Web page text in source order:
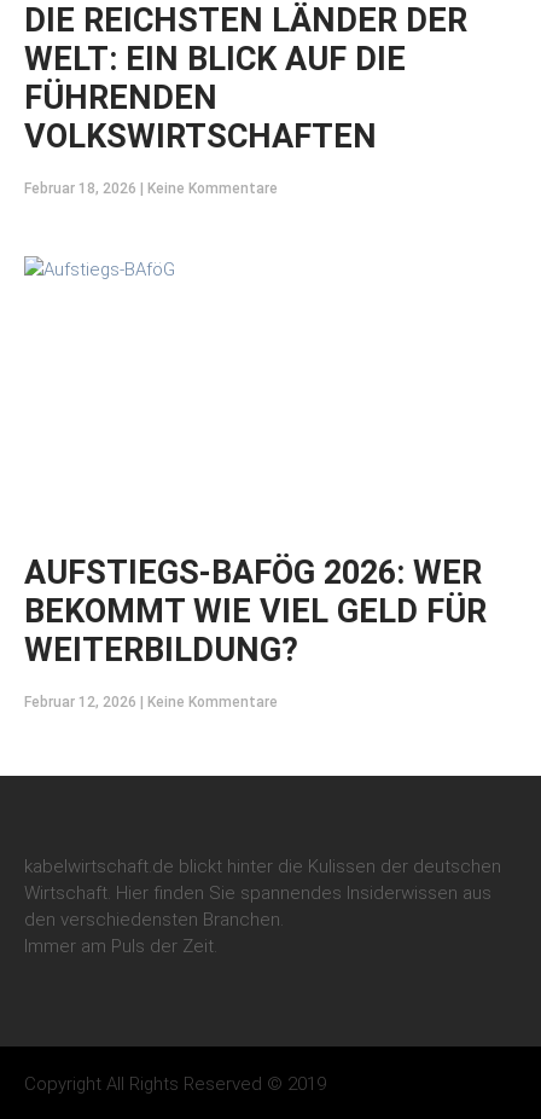
DIE REICHSTEN LÄNDER DER
WELT: EIN BLICK AUF DIE
FÜHRENDEN
VOLKSWIRTSCHAFTEN
Februar 18, 2026 Keine Kommentare
AUFSTIEGS-BAFÖG 2026: WER
BEKOMMT WIE VIEL GELD FÜR
WEITERBILDUNG?
Februar 12, 2026 Keine Kommentare
kabelwirtschaft.de blickt hinter die Kulissen der deutschen
Wirtschaft. Hier finden Sie spannendes Insiderwissen aus
den verschiedensten Branchen.
Immer am Puls der Zeit.
Copyright All Rights Reserved © 2019